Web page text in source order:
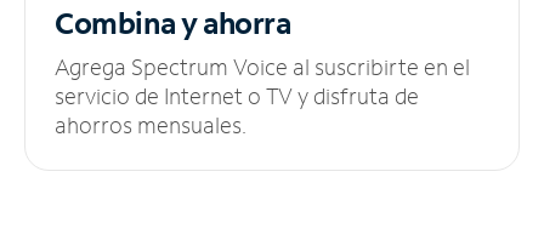
Combina y ahorra
Agrega Spectrum Voice al suscribirte en el
servicio de Internet o TV y disfruta de
ahorros mensuales.